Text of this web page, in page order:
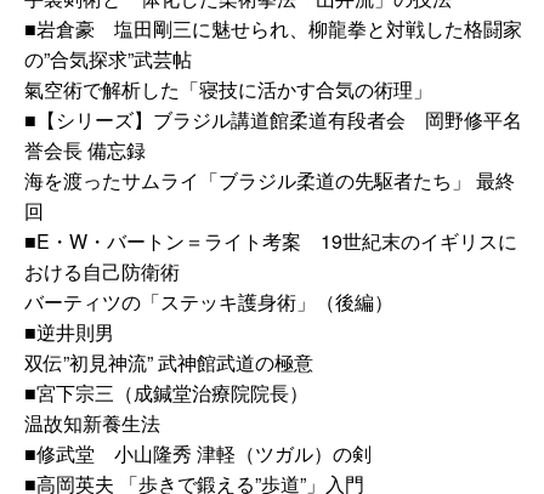
■岩倉豪 塩田剛三に魅せられ、柳龍拳と対戦した格闘家
の”合気探求”武芸帖
氣空術で解析した「寝技に活かす合気の術理」
■【シリーズ】ブラジル講道館柔道有段者会 岡野修平名
誉会長 備忘録
海を渡ったサムライ「ブラジル柔道の先駆者たち」 最終
回
■E・W・バートン＝ライト考案 19世紀末のイギリスに
おける自己防衛術
バーティツの「ステッキ護身術」（後編）
■逆井則男
双伝”初見神流” 武神館武道の極意
■宮下宗三（成鍼堂治療院院長）
温故知新養生法
■修武堂 小山隆秀 津軽（ツガル）の剣
■高岡英夫 「歩きで鍛える”歩道”」入門